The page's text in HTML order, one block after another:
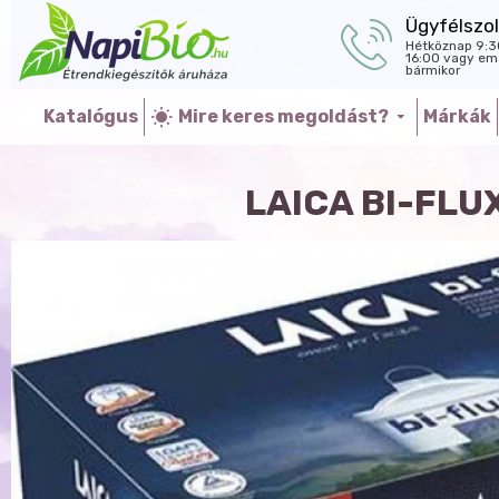
Hétköznap
16:00 vagy
bármikor
Katalógus Mire keres megoldást? Márkák
LAICA BI-